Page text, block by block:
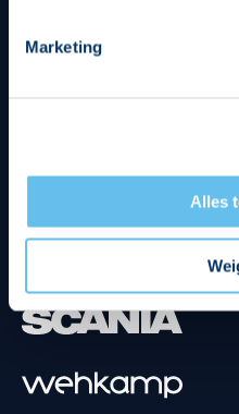
Marketing
Alles